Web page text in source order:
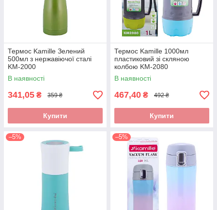
Термос Kamille Зелений
500мл з нержавіючої сталі
KM-2000
В наявності
341,05 ₴ 359 ₴
Купити
Термос Kamille 1000мл
пластиковий зі скляною
колбою KM-2080
В наявності
467,40 ₴ 492 ₴
Купити
–5% –5%